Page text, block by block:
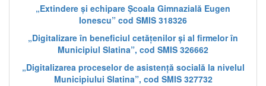
„Extindere și echipare Școala Gimnazială Eugen
Ionescu” cod SMIS 318326
„Digitalizare în beneficiul cetățenilor și al firmelor în
Municipiul Slatina”, cod SMIS 326662
„Digitalizarea proceselor de asistență socială la nivelul
Municipiului Slatina”, cod SMIS 327732